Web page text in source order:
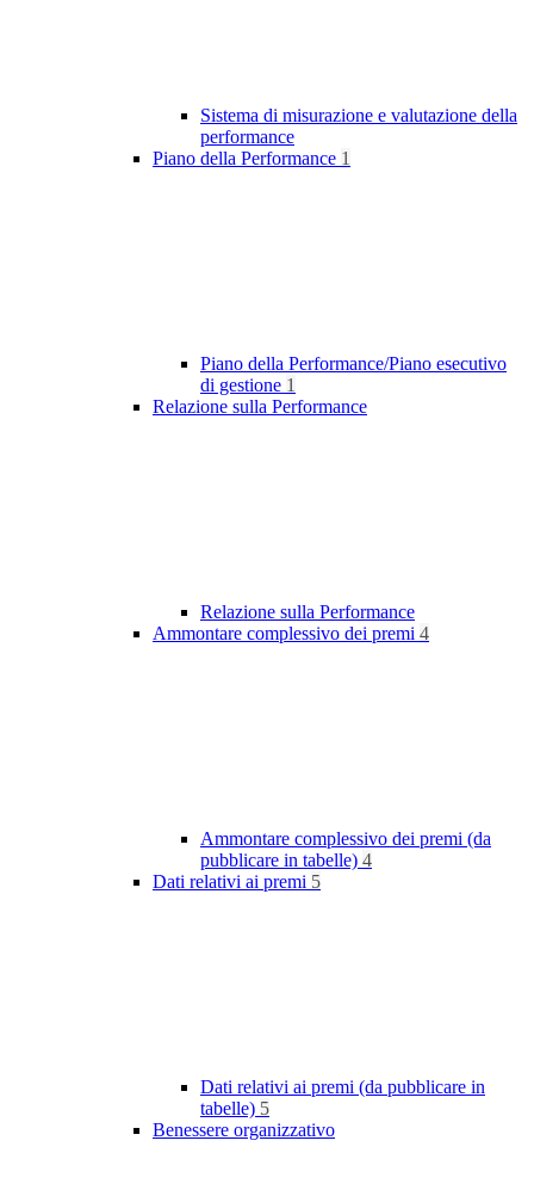
Sistema di misurazione e valutazione della
performance
Piano della Performance 1
Piano della Performance/Piano esecutivo
di gestione 1
Relazione sulla Performance
Relazione sulla Performance
Ammontare complessivo dei premi 4
Ammontare complessivo dei premi (da
pubblicare in tabelle) 4
Dati relativi ai premi 5
Dati relativi ai premi (da pubblicare in
tabelle) 5
Benessere organizzativo